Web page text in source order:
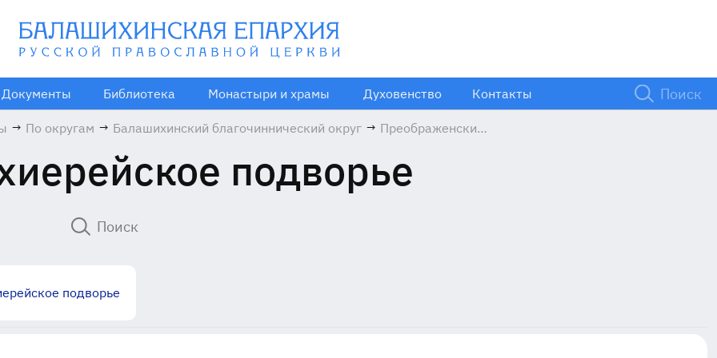
Документы Библиотека Монастыри и храмы Духовенство Контакты
→ По округам → Балашихинский благочиннический округ → Преображенский
собор
подворье
подворье